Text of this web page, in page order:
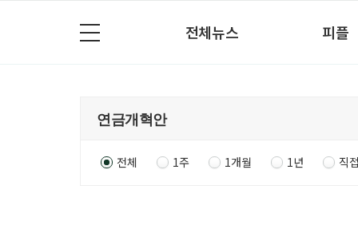
전체뉴스 피플
전체 1주 1개월 1년 직